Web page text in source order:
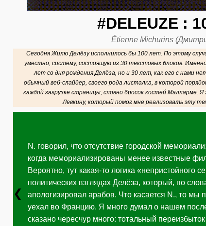
#DELEUZE :
Étienne Michurins
Сегодня Жилю Делёзу исполнилось бы 100 лет. По этому
уместно, систему, состоящую из 30 текстовых блоков.
лет со дня рождения Делёза, но и 30 лет, как его с нами
обычный веб-слайдер, своего рода листалка, в которой
каждой загрузке страницы, словно бросок костей Малларме.
Левкину, который помог мне реализовать эту